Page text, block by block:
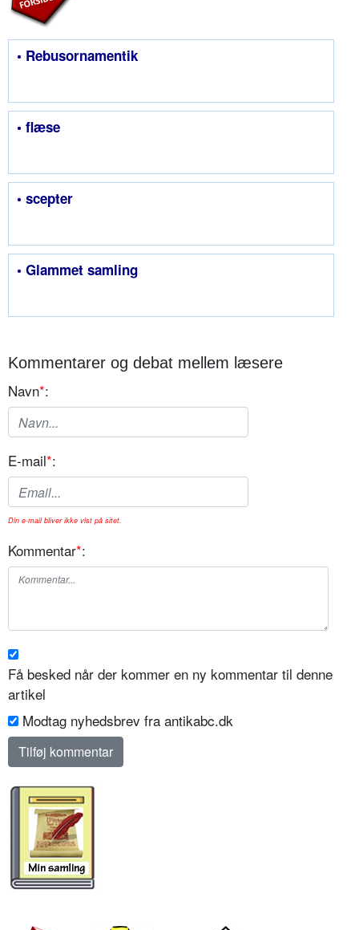
• Rebusornamentik
• flæse
• scepter
• Glammet samling
Kommentarer og debat mellem læsere
Navn*:
E-mail*:
Din e-mail bliver ikke vist på sitet.
Kommentar*:
Få besked når der kommer en ny kommentar til denne
artikel
Modtag nyhedsbrev fra antikabc.dk